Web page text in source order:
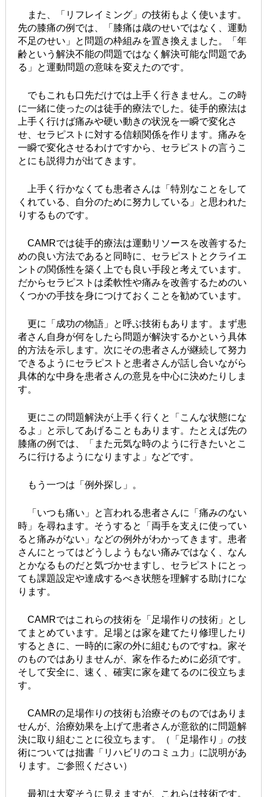
また、「リフレイミング」の技術もよく使います。
先の膝痛の例では、「膝痛は歳のせいではなく、運動
不足のせい」と問題の枠組みを置き換えました。「年
齢という解決不能の問題ではなく解決可能な問題であ
る」と運動問題の意味を変えたのです。
でもこれも口先だけでは上手く行きません。この時
に一緒に使ったのは徒手的療法でした。徒手的療法は
上手く行けば痛みや硬い動きの状況を一瞬で変化さ
せ、セラピストに対する信頼関係を作ります。痛みを
一瞬で変化させるわけですから、セラピストの言うこ
とにも説得力が出てきます。
上手く行かなくても患者さんは「特別なことをして
くれている、自分のために努力している」と思われた
りするものです。
CAMRでは徒手的療法は運動リソースを改善するた
めの良い方法であると同時に、セラピストとクライエ
ントの関係性を築く上でも良い手段と考えています。
だからセラピストは柔軟性や痛みを改善するためのい
くつかの手技を身につけておくことを勧めています。
更に「成功の物語」と呼ぶ技術もあります。まず患
者さん自身が何をしたら問題が解決するかという具体
的方法を示します。次にその患者さんが継続して努力
できるようにセラピストと患者さんが話し合いながら
具体的な中身を患者さんの意見を中心に決めたりしま
す。
更にこの問題解決が上手く行くと「こんな状態にな
るよ」と示してあげることもあります。たとえば先の
膝痛の例では、「また元気な時のように行きたいとこ
ろに行けるようになりますよ」などです。
もう一つは「例外探し」。
「いつも痛い」と言われる患者さんに「痛みのない
時」を尋ねます。そうすると「両手を支えに使ってい
ると痛みがない」などの例外がわかってきます。患者
さんにとってはどうしようもない痛みではなく、なん
とかなるものだと気づかせますし、セラピストにとっ
ても課題設定や達成するべき状態を理解する助けにな
ります。
CAMRではこれらの技術を「足場作りの技術」とし
てまとめています。足場とは家を建てたり修理したり
するときに、一時的に家の外に組むものですね。家そ
のものではありませんが、家を作るために必須です。
そして安全に、速く、確実に家を建てるのに役立ちま
す。
CAMRの足場作りの技術も治療そのものではありま
せんが、治療効果を上げて患者さんが意欲的に問題解
決に取り組むことに役立ちます。（「足場作り」の技
術については拙書「リハビリのコミュ力」に説明があ
ります。ご参照ください）
最初は大変そうに見えますが、これらは技術です。